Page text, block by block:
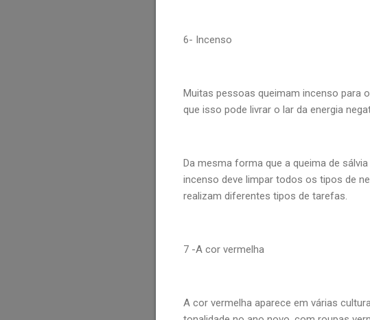
6- Incenso
Muitas pessoas queimam incenso para
que isso pode livrar o lar da energia
Da mesma forma que a queima de
incenso deve limpar todos os tipos de
realizam diferentes tipos de tarefas.
7 -A cor vermelha
A cor vermelha aparece em várias